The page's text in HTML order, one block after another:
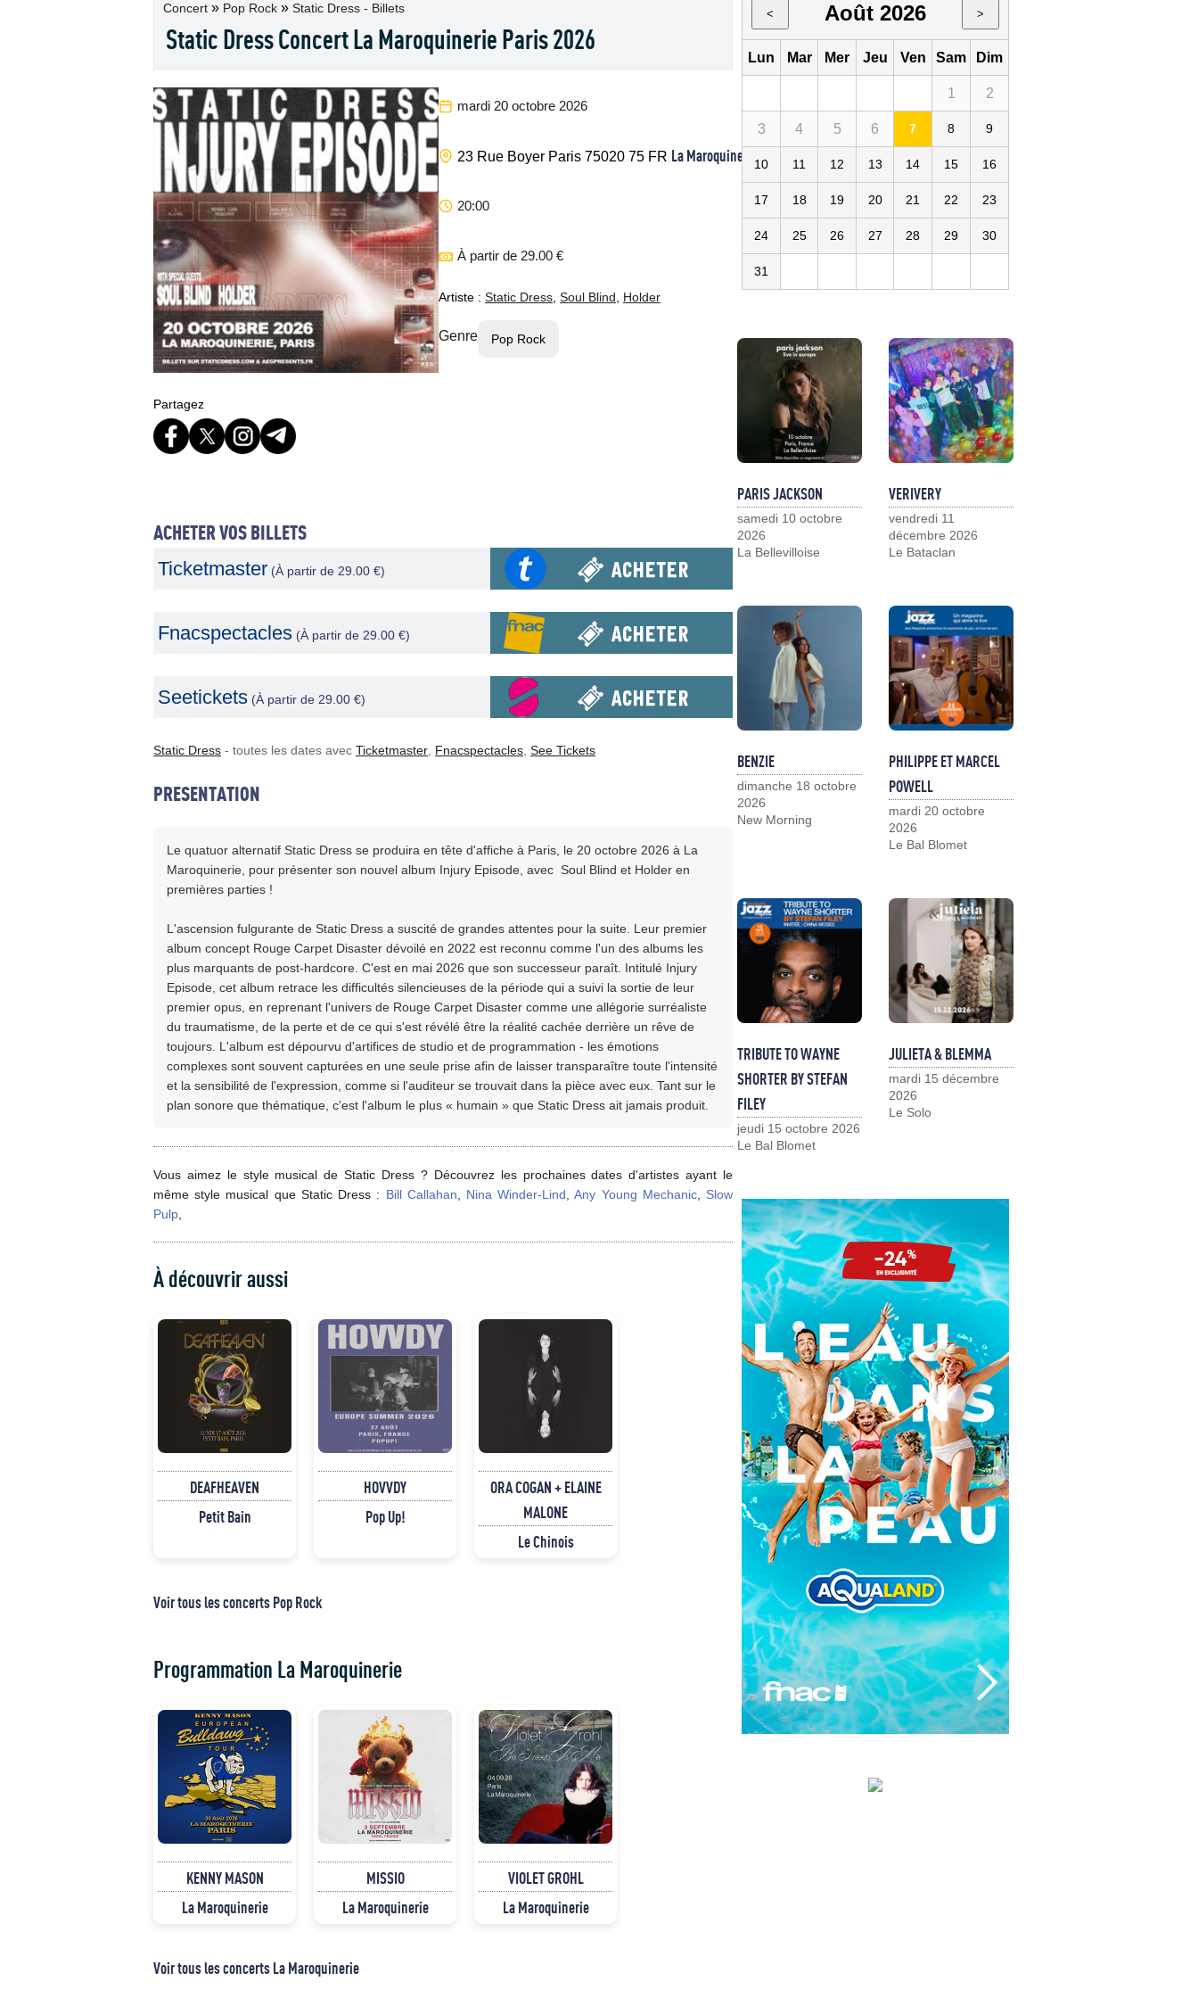
Concert » Pop Rock » Static Dress - Billets
Static Dress Concert La Maroquinerie Paris 2026
mardi 20 octobre 2026
23 Rue Boyer Paris 75020 75 FR La Maroquinerie
20:00
À partir de 29.00 €
Artiste : Static Dress Soul Blind Holder
Genre Pop Rock
Partagez
ACHETER VOS BILLETS
Ticketmaster (À partir de 29.00 €)
Fnacspectacles (À partir de 29.00 €)
Seetickets (À partir de 29.00 €)
Static Dress - toutes les dates avec Ticketmaster Fnacspectacles See Tickets
PRESENTATION
Le quatuor alternatif Static Dress se produira en tête d'affiche à Paris, le 20 octobre 2026 à La
Maroquinerie, pour présenter son nouvel album Injury Episode, avec Soul Blind et Holder en
premières parties !
L'ascension fulgurante de Static Dress a suscité de grandes attentes pour la suite. Leur premier
album concept Rouge Carpet Disaster dévoilé en 2022 est reconnu comme l'un des albums les
plus marquants de post-hardcore. C'est en mai 2026 que son successeur paraît. Intitulé Injury
Episode, cet album retrace les difficultés silencieuses de la période qui a suivi la sortie de leur
premier opus, en reprenant l'univers de Rouge Carpet Disaster comme une allégorie surréaliste
du traumatisme, de la perte et de ce qui s'est révélé être la réalité cachée derrière un rêve de
toujours. L'album est dépourvu d'artifices de studio et de programmation - les émotions
complexes sont souvent capturées en une seule prise afin de laisser transparaître toute l'intensité
et la sensibilité de l'expression, comme si l'auditeur se trouvait dans la pièce avec eux. Tant sur le
plan sonore que thématique, c'est l'album le plus « humain » que Static Dress ait jamais produit.
Vous aimez le style musical de Static Dress ? Découvrez les prochaines dates d'artistes ayant le
même style musical que Static Dress : Bill Callahan Nina Winder-Lind ,Any Young Mechanic, Slow
Pulp
À découvrir aussi
DEAFHEAVEN
Petit Bain
HOVVDY
Pop Up!
ORA COGAN + ELAINE
MALONE
Le Chinois
Voir tous les concerts Pop Rock
Programmation La Maroquinerie
KENNY MASON
La Maroquinerie
MISSIO
La Maroquinerie
VIOLET GROHL
La Maroquinerie
Voir tous les concerts La Maroquinerie
< Août 2026 >
Lun Mar Mer Jeu Ven Sam Dim
1 2
3 4 5 6 7 8 9
10 11 12 13 14 15 16
17 18 19 20 21 22 23
24 25 26 27 28 29 30
31
PARIS JACKSON
samedi 10 octobre
2026
La Bellevilloise
VERIVERY
vendredi 11
décembre 2026
Le Bataclan
BENZIE
dimanche 18 octobre
2026
New Morning
PHILIPPE ET MARCEL
POWELL
mardi 20 octobre
2026
Le Bal Blomet
TRIBUTE TO WAYNE
SHORTER BY STEFAN
FILEY
jeudi 15 octobre 2026
Le Bal Blomet
JULIETA & BLEMMA
mardi 15 décembre
2026
Le Solo